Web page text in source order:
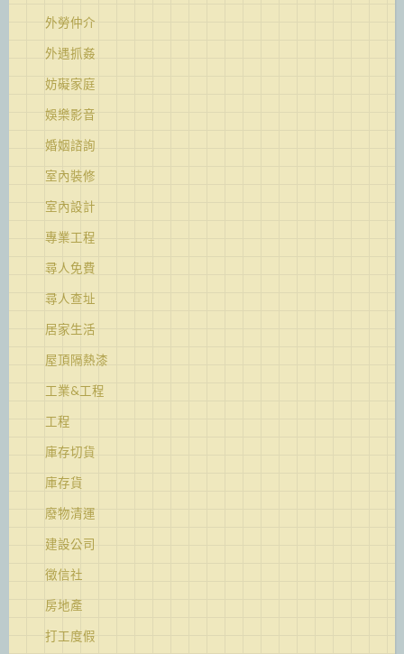
外勞仲介
外遇抓姦
妨礙家庭
娛樂影音
婚姻諮詢
室內裝修
室內設計
專業工程
尋人免費
尋人查址
居家生活
屋頂隔熱漆
工業&工程
工程
庫存切貨
庫存貨
廢物清運
建設公司
徵信社
房地產
打工度假